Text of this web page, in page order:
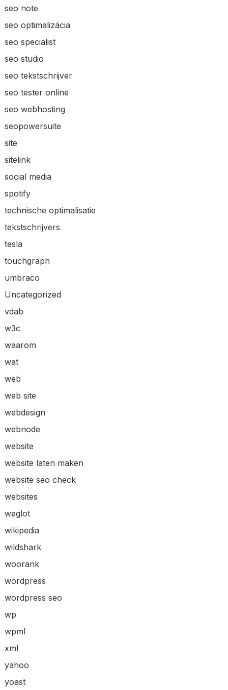
seo note
seo optimalizácia
seo specialist
seo studio
seo tekstschrijver
seo tester online
seo webhosting
seopowersuite
site
sitelink
social media
spotify
technische optimalisatie
tekstschrijvers
tesla
touchgraph
umbraco
Uncategorized
vdab
w3c
waarom
wat
web
web site
webdesign
webnode
website
website laten maken
website seo check
websites
weglot
wikipedia
wildshark
woorank
wordpress
wordpress seo
wp
wpml
xml
yahoo
yoast